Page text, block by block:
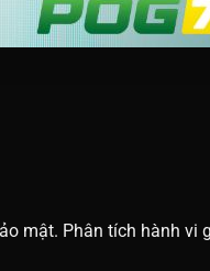
mật. Phân tích hành vi